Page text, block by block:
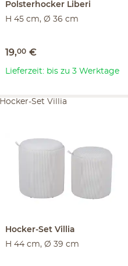
Polsterhocker Liberi
H 45 cm, Ø 36 cm
19,00 €
Lieferzeit: bis zu 3 Werktage
Hocker-Set Villia
H 44 cm, Ø 39 cm
Hocker-Set Villia